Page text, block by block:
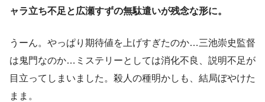
ャラ立ち不足と広瀬すずの無駄遣いが残念な形に。
うーん。やっぱり期待値を上げすぎたのか…三池崇史監督
は鬼門なのか…ミステリーとしては消化不良、説明不足が
目立ってしまいました。殺人の種明かしも、結局ぼやけた
まま。